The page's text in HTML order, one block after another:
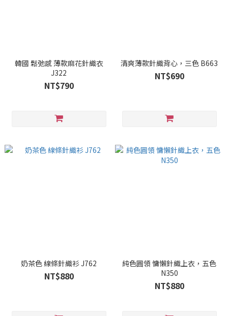
韓國 鬆弛感 薄款麻花針織衣
J322
NT$790
清爽薄款針織背心，三色 B663
NT$690
奶茶色 線條針織衫 J762
NT$880
純色圓領 慵懶針織上衣，五色
N350
NT$880